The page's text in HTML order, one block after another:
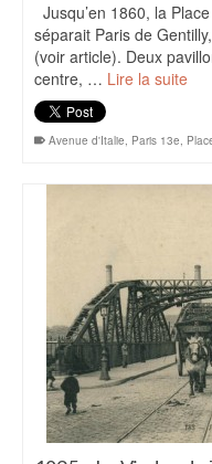
Jusqu’en 1860, la
séparait Paris de
(voir article). Deux
centre, … Lire la suite
Avenue d'Italie, Paris 13e,